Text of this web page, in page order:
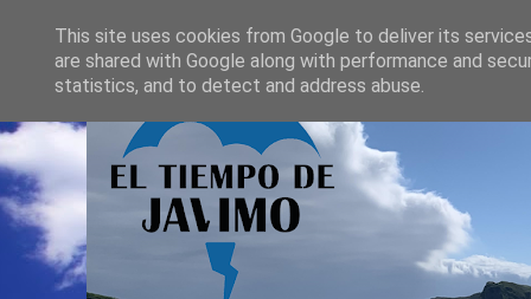
This site uses cookies from Google to deliver its
are shared with Google along with performance and
statistics, and to detect and address abuse.